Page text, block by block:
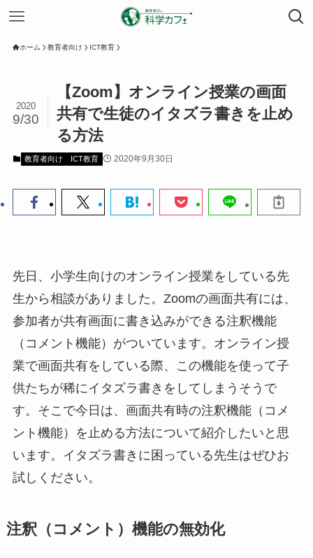
ホーム 教育者向け ICT教育
【Zoom】オンライン授業の画面
共有で生徒のイタズラ書きを止め
る方法
2020
9/30
教育者向け ICT教育 2020年9月30日
先日、小学生向けのオンライン授業をしている先
生から相談がありました。Zoomの画面共有には、
参加者が共有画面に書き込みができる注釈機能
（コメント機能）がついています。オンライン授
業で画面共有をしている際、この機能を使って子
供たちが稀にイタズラ書きをしてしまうそうで
す。そこで今日は、画面共有時の注釈機能（コメ
ント機能）を止める方法について紹介したいと思
います。イタズラ書きに困っている先生はぜひお
試しください。
注釈（コメント）機能の無効化